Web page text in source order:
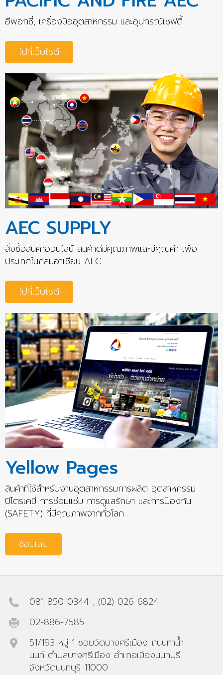
อีพอกซี่, เครื่องมืออุตสาหกรรม และอุปกรณ์เซฟตี้
ไปที่เว็บไซต์
AEC SUPPLY
สั่งซื้อสินค้าออนไลน์ สินค้าดีมีคุณภาพและมีคุณค่า เพื่อ
ประเทศในกลุ่มอาเซียน AEC
ไปที่เว็บไซต์
Yellow Pages
สินค้าที่ใช้สำหรับงานอุตสาหกรรมการผลิต อุตสาหกรรม
ปิโตรเคมี การซ่อมแซ่ม การดูแลรักษา และการป้องกัน
(SAFETY) ที่มีคุณภาพจากทั่วโลก
ช้อปเลย
081-850-0344 , (02) 026-6824
02-886-7585
51/193 หมู่ 1 ซอยวัดบางศรีเมือง ถนนท่าน้ำ
นนท์ ตำบลบางศรีเมือง อำเภอเมืองนนทบุรี
จังหวัดนนทบุรี 11000